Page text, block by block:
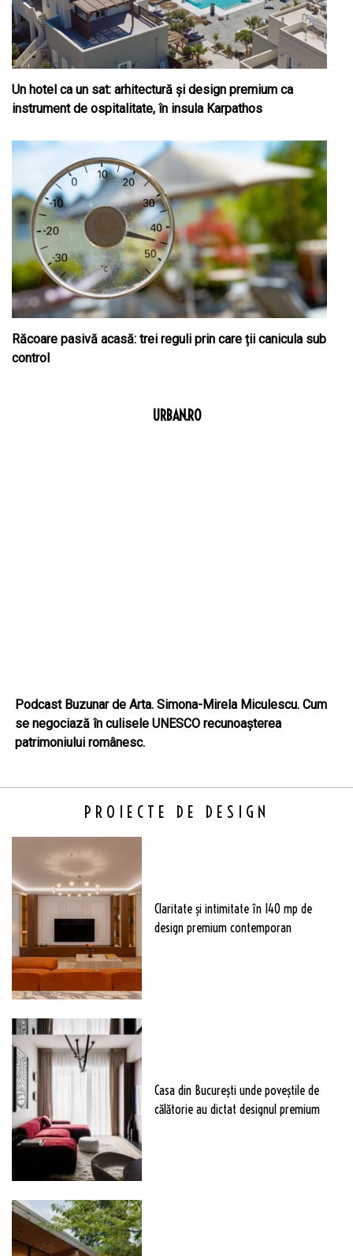
Un hotel ca un sat: arhitectură și design premium ca
instrument de ospitalitate, în insula Karpathos
Răcoare pasivă acasă: trei reguli prin care ții canicula sub
control
URBAN.RO
Podcast Buzunar de Arta. Simona-Mirela Miculescu. Cum
se negociază în culisele UNESCO recunoașterea
patrimoniului românesc.
PROIECTE DE DESIGN
Claritate şi intimitate în 140 mp de
design premium contemporan
Casa din București unde poveștile de
călătorie au dictat designul premium